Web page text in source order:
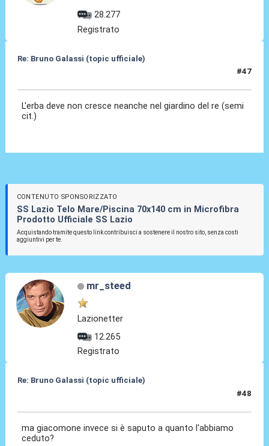
28.277
Registrato
Re: Bruno Galassi (topic ufficiale)
#47
L'erba deve non cresce neanche nel giardino del re (semi
cit.)
CONTENUTO SPONSORIZZATO
SS Lazio Telo Mare/Piscina 70x140 cm in Microfibra
Prodotto Ufficiale SS Lazio
Acquistando tramite questo link contribuisci a sostenere il nostro sito, senza costi
aggiuntivi per te.
mr_steed
Lazionetter
12.265
Registrato
Re: Bruno Galassi (topic ufficiale)
#48
ma giacomone invece si è saputo a quanto l'abbiamo
ceduto?